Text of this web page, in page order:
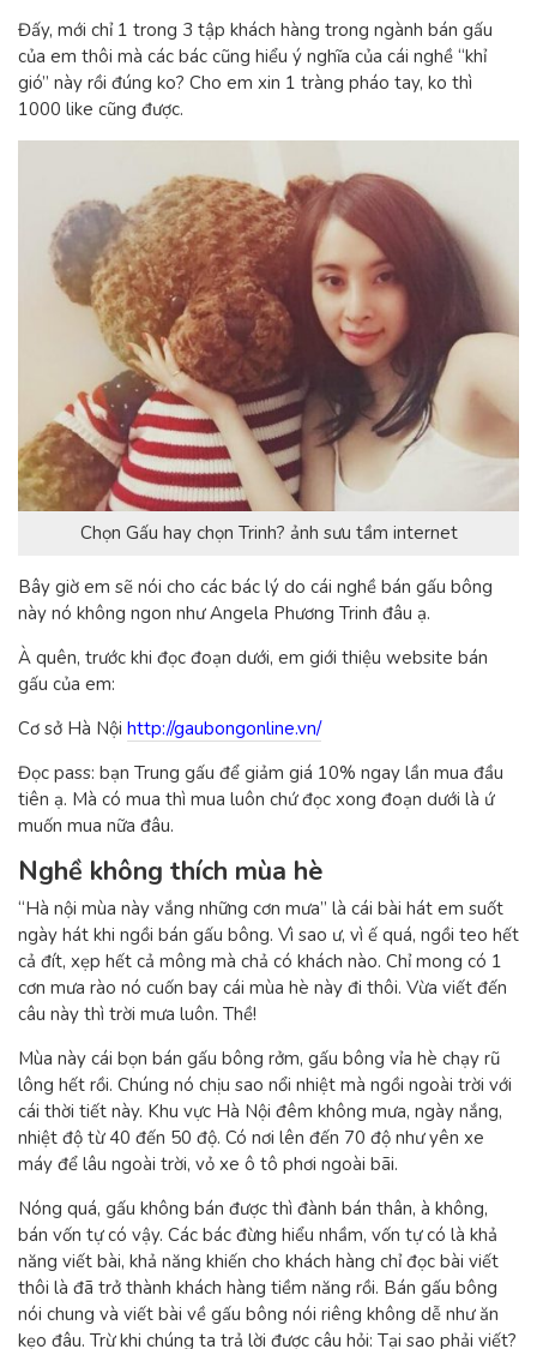
Đấy, mới chỉ 1 trong 3 tập khách hàng trong ngành bán gấu
của em thôi mà các bác cũng hiểu ý nghĩa của cái nghề “khỉ
gió” này rồi đúng ko? Cho em xin 1 tràng pháo tay, ko thì
1000 like cũng được.
Chọn Gấu hay chọn Trinh? ảnh sưu tầm internet
Bây giờ em sẽ nói cho các bác lý do cái nghề bán gấu bông
này nó không ngon như Angela Phương Trinh đâu ạ.
À quên, trước khi đọc đoạn dưới, em giới thiệu website bán
gấu của em:
Cơ sở Hà Nội http://gaubongonline.vn/
Đọc pass: bạn Trung gấu để giảm giá 10% ngay lần mua đầu
tiên ạ. Mà có mua thì mua luôn chứ đọc xong đoạn dưới là ứ
muốn mua nữa đâu.
Nghề không thích mùa hè
“Hà nội mùa này vắng những cơn mưa” là cái bài hát em suốt
ngày hát khi ngồi bán gấu bông. Vì sao ư, vì ế quá, ngồi teo hết
cả đít, xẹp hết cả mông mà chả có khách nào. Chỉ mong có 1
cơn mưa rào nó cuốn bay cái mùa hè này đi thôi. Vừa viết đến
câu này thì trời mưa luôn. Thề!
Mùa này cái bọn bán gấu bông rởm, gấu bông vỉa hè chạy rũ
lông hết rồi. Chúng nó chịu sao nổi nhiệt mà ngồi ngoài trời với
cái thời tiết này. Khu vực Hà Nội đêm không mưa, ngày nắng,
nhiệt độ từ 40 đến 50 độ. Có nơi lên đến 70 độ như yên xe
máy để lâu ngoài trời, vỏ xe ô tô phơi ngoài bãi.
Nóng quá, gấu không bán được thì đành bán thân, à không,
bán vốn tự có vậy. Các bác đừng hiểu nhầm, vốn tự có là khả
năng viết bài, khả năng khiến cho khách hàng chỉ đọc bài viết
thôi là đã trở thành khách hàng tiềm năng rồi. Bán gấu bông
nói chung và viết bài về gấu bông nói riêng không dễ như ăn
kẹo đâu. Trừ khi chúng ta trả lời được câu hỏi: Tại sao phải viết?